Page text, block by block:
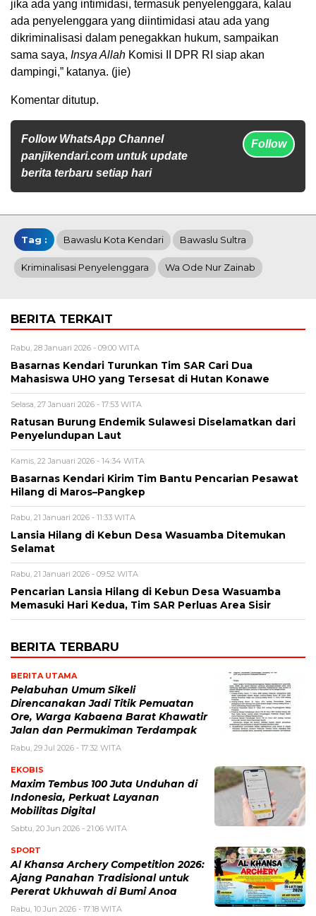
jika ada yang intimidasi, termasuk penyelenggara, kalau
ada penyelenggara yang diintimidasi atau ada yang
dikriminalisasi dalam penegakkan hukum, sampaikan
sama saya, Insya Allah Komisi II DPR RI siap akan
dampingi,” katanya. (jie)
Komentar ditutup.
Follow WhatsApp Channel
panjikendari.com untuk update
berita terbaru setiap hari
Follow
Tag : Bawaslu Kota Kendari Bawaslu Sultra
Kriminalisasi Penyelenggara Wa Ode Nur Zainab
BERITA TERKAIT
Rabu, 28 Januari 2026 - 09:00 WITA
Basarnas Kendari Turunkan Tim SAR Cari Dua
Mahasiswa UHO yang Tersesat di Hutan Konawe
Selasa, 27 Januari 2026 - 17:53 WITA
Ratusan Burung Endemik Sulawesi Diselamatkan dari
Penyelundupan Laut
Kamis, 22 Januari 2026 - 14:34 WITA
Basarnas Kendari Kirim Tim Bantu Pencarian Pesawat
Hilang di Maros–Pangkep
Rabu, 21 Januari 2026 - 11:33 WITA
Lansia Hilang di Kebun Desa Wasuamba Ditemukan
Selamat
Rabu, 21 Januari 2026 - 09:52 WITA
Pencarian Lansia Hilang di Kebun Desa Wasuamba
Memasuki Hari Kedua, Tim SAR Perluas Area Sisir
BERITA TERBARU
BERITA UTAMA
Pelabuhan Umum Sikeli
Direncanakan Jadi Titik Pemuatan
Ore, Warga Kabaena Barat Khawatir
Jalan dan Permukiman Terdampak
Rabu, 29 Jul 2026 - 17:32 WITA
EKOBIS
Maxim Tembus 100 Juta Unduhan di
Indonesia, Perkuat Layanan
Mobilitas Digital
Sabtu, 20 Jun 2026 - 21:06 WITA
SPORT
Al Khansa Archery Competition 2026:
Ajang Panahan Tradisional untuk
Pererat Ukhuwah di Bumi Anoa
Rabu, 10 Jun 2026 - 17:18 WITA